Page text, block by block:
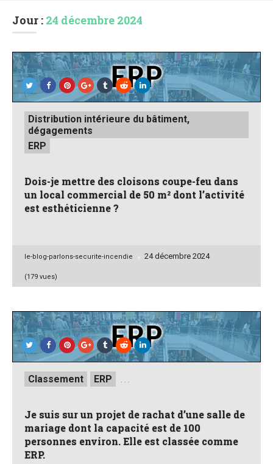
Jour : 24 décembre 2024
Posted
inDistribution intérieure du bâtiment,
dégagements
ERP
Dois-je mettre des cloisons coupe-feu dans
un local commercial de 50 m² dont l’activité
est esthéticienne ?
Posted
le-blog-parlons-securite-incendie 24 décembre 2024
(179 vues)
Posted
inClassement ERP
Je suis sur un projet de rachat d’une salle de
mariage dont la capacité est de 100
personnes environ. Elle est classée comme
ERP.